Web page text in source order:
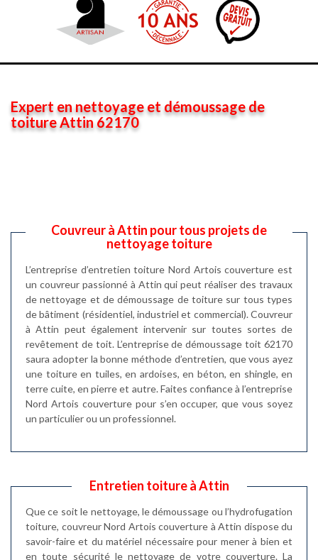
Expert en nettoyage et démoussage de
toiture Attin 62170
Couvreur à Attin pour tous projets de
nettoyage toiture
L’entreprise d’entretien toiture Nord Artois couverture est
un couvreur passionné à Attin qui peut réaliser des travaux
de nettoyage et de démoussage de toiture sur tous types
de bâtiment (résidentiel, industriel et commercial). Couvreur
à Attin peut également intervenir sur toutes sortes de
revêtement de toit. L’entreprise de démoussage toit 62170
saura adopter la bonne méthode d’entretien, que vous ayez
une toiture en tuiles, en ardoises, en béton, en shingle, en
terre cuite, en pierre et autre. Faites confiance à l’entreprise
Nord Artois couverture pour s’en occuper, que vous soyez
un particulier ou un professionnel.
Entretien toiture à Attin
Que ce soit le nettoyage, le démoussage ou l’hydrofugation
toiture, couvreur Nord Artois couverture à Attin dispose du
savoir-faire et du matériel nécessaire pour mener à bien et
en toute sécurité le nettoyage de votre couverture. La